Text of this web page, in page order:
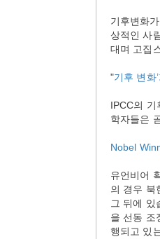
기후변화
상적인 사
대며 고집
"기후 변화
IPCC의 기
학자들은
Nobel
유언비어
의 경우 북
그 뒤에 있
을 선동 조
행되고 있